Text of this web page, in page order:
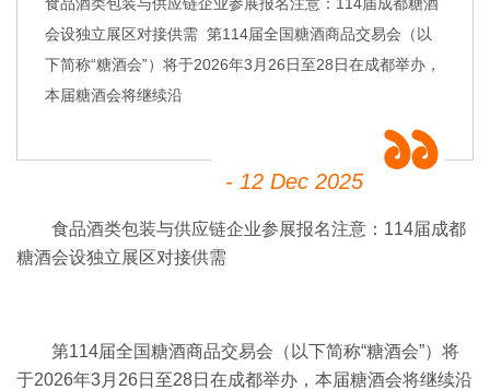
会设独立展区对接供需 第114届全国糖酒商品交易会（以
下简称“糖酒会”）将于2026年3月26日至28日在成都举办，
本届糖酒会将继续沿
- 12 Dec 2025
食品酒类包装与供应链企业参展报名注意：114届成都
糖酒会设独立展区对接供需
第114届全国糖酒商品交易会（以下简称“糖酒会”）将
于2026年3月26日至28日在成都举办，本届糖酒会将继续沿